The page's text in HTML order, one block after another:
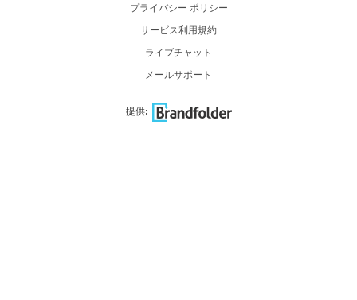
プライバシー ポリシー
サービス利用規約
ライブチャット
メールサポート
提供: